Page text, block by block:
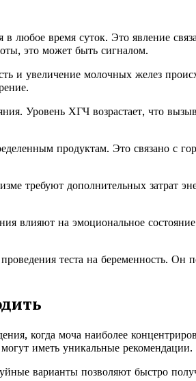
в любое время суток. Это явление
это может быть сигналом.
и увеличение молочных желез
Уровень ХГЧ возрастает, что
продуктам. Это связано с
требуют дополнительных затрат
влияют на эмоциональное
теста на беременность. Он
когда моча наиболее
иметь уникальные рекомендации.
варианты позволяют быстро